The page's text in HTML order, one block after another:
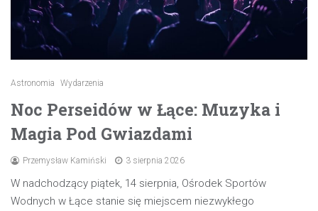
Astronomia Wydarzenia
Noc Perseidów w Łące: Muzyka i
Magia Pod Gwiazdami
Przemysław Kamiński 3 sierpnia 2026
W nadchodzący piątek, 14 sierpnia, Ośrodek Sportów
Wodnych w Łące stanie się miejscem niezwykłego